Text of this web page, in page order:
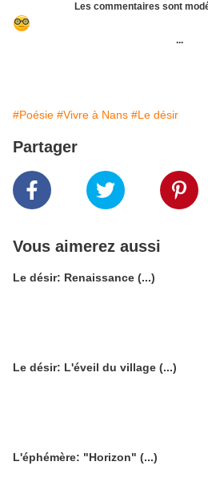
Les commentaires sont
...
#Poésie #Vivre à Nans #Le désir
Partager
Vous aimerez aussi
Le désir: Renaissance (...)
Le désir: L'éveil du village (...)
L'éphémère: "Horizon" (...)